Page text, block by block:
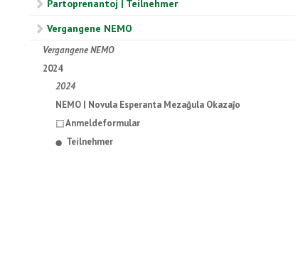
Partoprenantoj | Teilnehmer
Vergangene NEMO
Vergangene NEMO
2024
2024
NEMO | Novula Esperanta Mezaĝula Okazaĵo
⬚ Anmeldeformular
⬤ Teilnehmer